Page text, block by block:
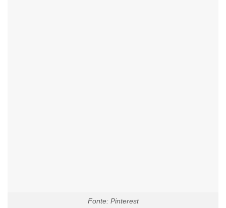
Fonte: Pinterest